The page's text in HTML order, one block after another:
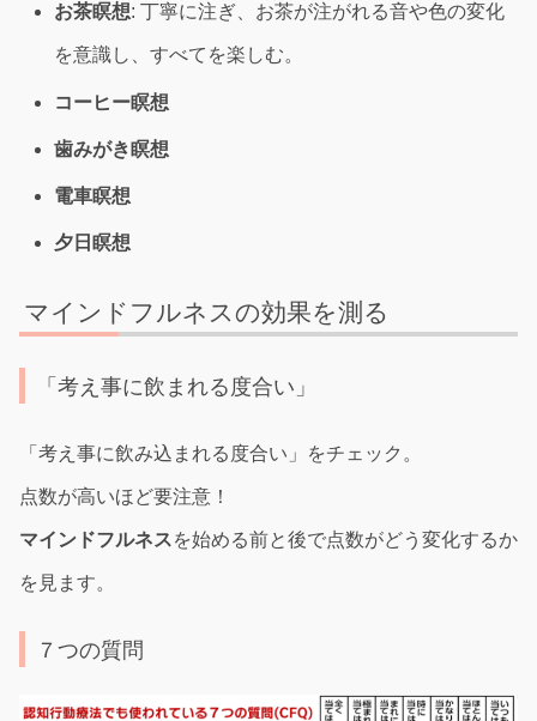
お茶瞑想: 丁寧に注ぎ、お茶が注がれる音や色の変化
を意識し、すべてを楽しむ。
コーヒー瞑想
歯みがき瞑想
電車瞑想
夕日瞑想
マインドフルネスの効果を測る
「考え事に飲まれる度合い」
「考え事に飲み込まれる度合い」をチェック。
点数が高いほど要注意！
マインドフルネスを始める前と後で点数がどう変化するか
を見ます。
７つの質問